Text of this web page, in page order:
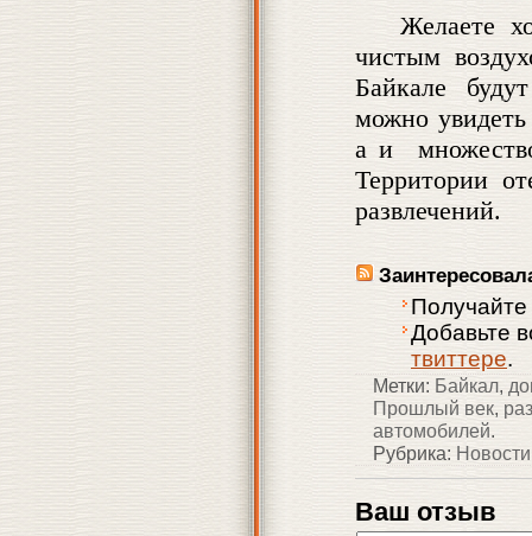
Желаете
чистым
Байкале
можно
а и множество
Территории
развлечений.
Добавьте
твиттере.
Метки: Байкал,
Прошлый век,
автомобилей.
Рубрика: Новости
Ваш отзыв